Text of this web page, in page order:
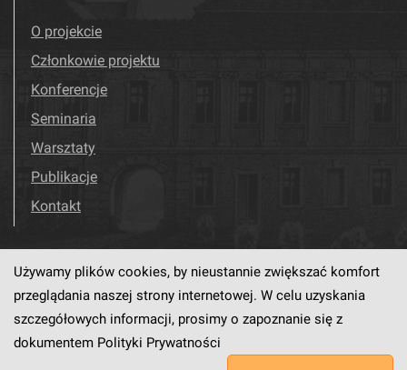
O projekcie
Członkowie projektu
Konferencje
Seminaria
Warsztaty
Publikacje
Kontakt
Odwiedź nas! Facebook
Używamy plików cookies, by nieustannie zwiększać komfort
przeglądania naszej strony internetowej. W celu uzyskania
szczegółowych informacji, prosimy o zapoznanie się z
dokumentem Polityki Prywatności